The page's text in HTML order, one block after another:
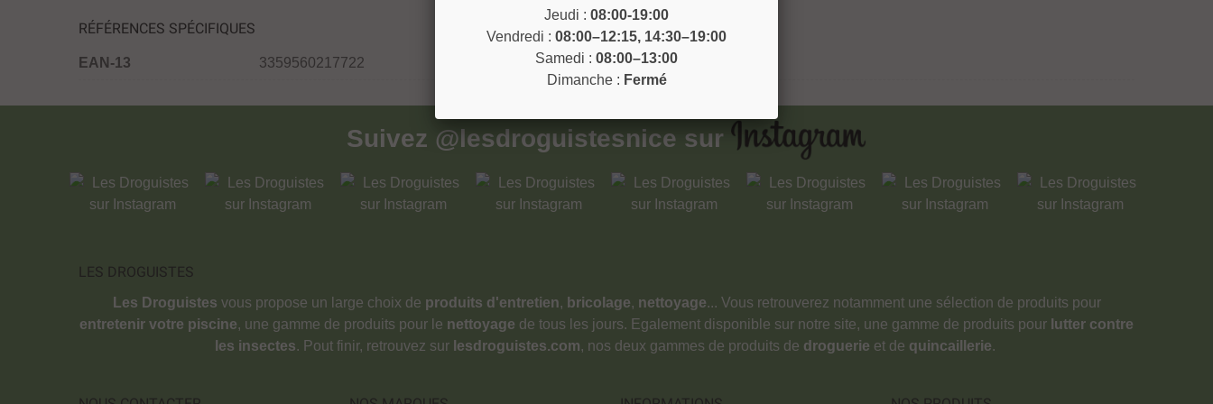
RÉFÉRENCES SPÉCIFIQUES
EAN-13 3359560217722
Suivez @lesdroguistesnice sur
LES DROGUISTES
Les Droguistes vous propose un large choix de produits d'entretien, bricolage, nettoyage... Vous retrouverez notamment une sélection de produits pour
entretenir votre piscine, une gamme de produits pour le nettoyage de tous les jours. Egalement disponible sur notre site, une gamme de produits pour lutter contre
les insectes. Pout finir, retrouvez sur lesdroguistes.com, nos deux gammes de produits de droguerie et de quincaillerie.
Jeudi : 08:00-19:00
Vendredi : 08:00–12:15, 14:30–19:00
Samedi : 08:00–13:00
Dimanche : Fermé